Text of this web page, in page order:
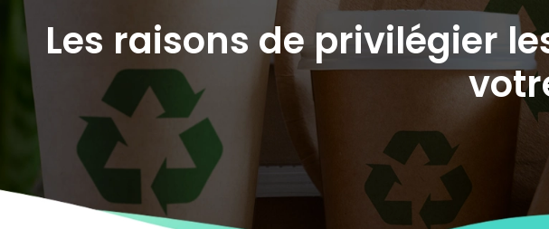
Les raisons de privilégier